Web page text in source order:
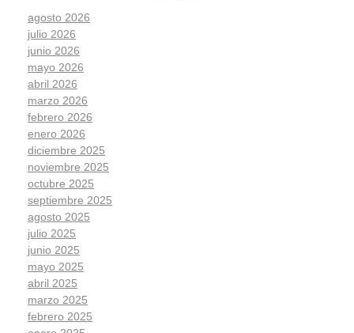
agosto 2026
julio 2026
junio 2026
mayo 2026
abril 2026
marzo 2026
febrero 2026
enero 2026
diciembre 2025
noviembre 2025
octubre 2025
septiembre 2025
agosto 2025
julio 2025
junio 2025
mayo 2025
abril 2025
marzo 2025
febrero 2025